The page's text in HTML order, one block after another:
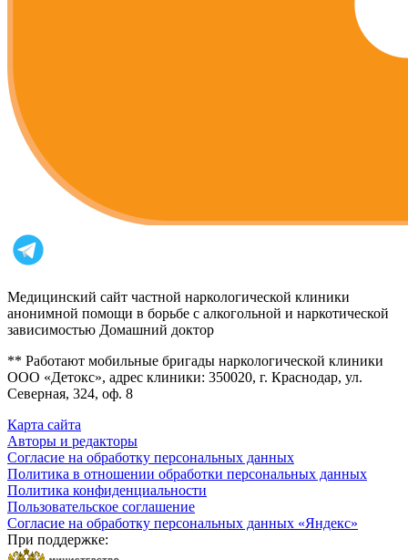
Медицинский сайт частной наркологической клиники
анонимной помощи в борьбе с алкогольной и наркотической
зависимостью Домашний доктор
** Работают мобильные бригады наркологической клиники
ООО «Детокс», адрес клиники: 350020, г. Краснодар, ул.
Северная, 324, оф. 8
Карта сайта
Авторы и редакторы
Согласие на обработку персональных данных
Политика в отношении обработки персональных данных
Политика конфиденциальности
Пользовательское соглашение
Согласие на обработку персональных данных «Яндекс»
При поддержке: